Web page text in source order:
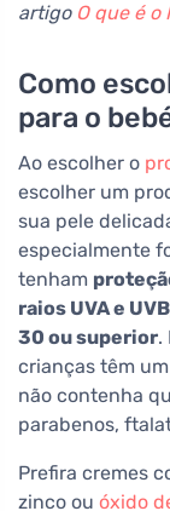
artigo O que é o
Como
para o
Ao escolher o
escolher um
sua pele
especialmente
tenham
raios UVA e
30 ou superior.
crianças têm
não contenha
parabenos,
Prefira cremes
zinco ou óxido